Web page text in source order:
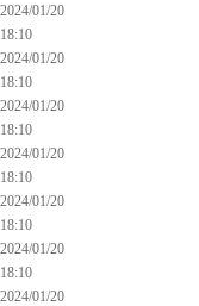
2024/01/20
18:10
2024/01/20
18:10
2024/01/20
18:10
2024/01/20
18:10
2024/01/20
18:10
2024/01/20
18:10
2024/01/20